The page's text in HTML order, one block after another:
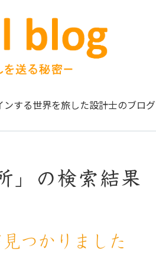
ンする世界を旅した設計士のブログ
」の検索結果
つかりました